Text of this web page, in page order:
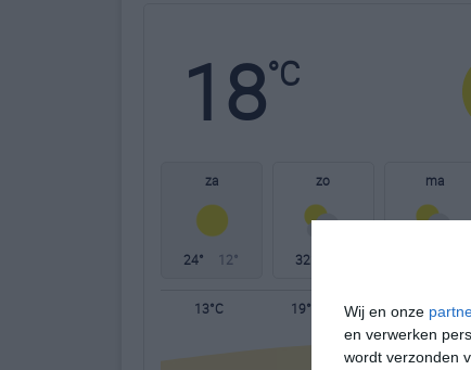
Wij en onze
en verwerken
wordt verzonden
18°C
za
24° 12°
zo
32°
ma
13°C 19°C 22°C